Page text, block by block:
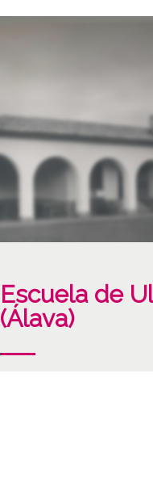
Escuela de
(Álava)